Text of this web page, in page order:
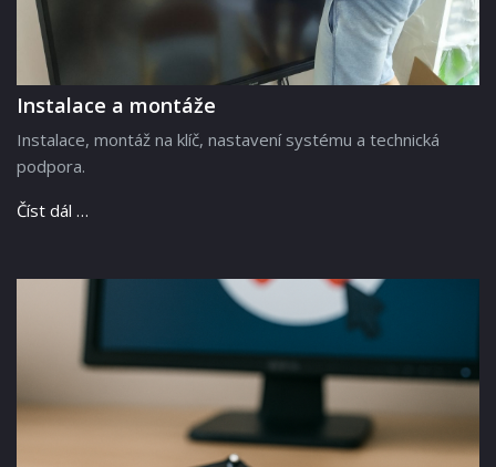
Instalace a montáže
Instalace, montáž na klíč, nastavení systému a technická
podpora.
Číst dál …